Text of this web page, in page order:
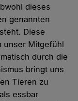
dieses
genannten
Diese
unser Mitgefühl
durch die
bringt uns
Tieren zu
essbar